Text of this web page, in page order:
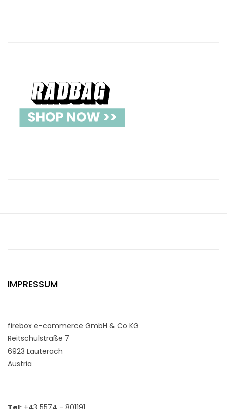
IMPRESSUM
firebox e-commerce GmbH & Co KG
Reitschulstraße 7
6923 Lauterach
Austria